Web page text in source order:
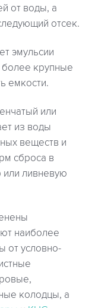
от воды, а
отсек.
эмульсии
более крупные
емкости.
или
из воды
веществ и
сброса в
ливневую
наиболее
от условно-
колодцы, а